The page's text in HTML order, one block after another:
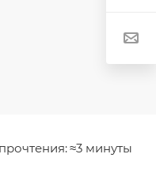
≈3 минуты